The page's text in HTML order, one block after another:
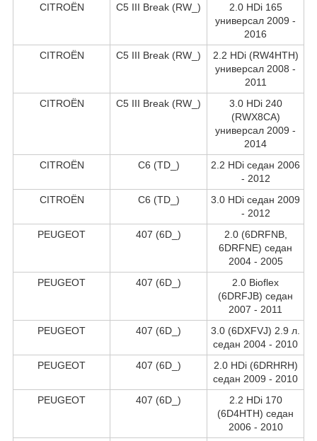
CITROËN
C5 III Break (RW_)
2.0 HDi 165
универсал 2009 -
2016
CITROËN
C5 III Break (RW_)
2.2 HDi (RW4HTH)
универсал 2008 -
2011
CITROËN
C5 III Break (RW_)
3.0 HDi 240
(RWX8CA)
универсал 2009 -
2014
CITROËN
C6 (TD_)
2.2 HDi седан 2006
- 2012
CITROËN
C6 (TD_)
3.0 HDi седан 2009
- 2012
PEUGEOT
407 (6D_)
2.0 (6DRFNB,
6DRFNE) седан
2004 - 2005
PEUGEOT
407 (6D_)
2.0 Bioflex
(6DRFJB) седан
2007 - 2011
PEUGEOT
407 (6D_)
3.0 (6DXFVJ) 2.9 л.
седан 2004 - 2010
PEUGEOT
407 (6D_)
2.0 HDi (6DRHRH)
седан 2009 - 2010
PEUGEOT
407 (6D_)
2.2 HDi 170
(6D4HTH) седан
2006 - 2010